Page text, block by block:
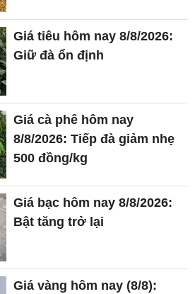
Giá tiêu hôm nay 8/8/2026:
Giữ đà ổn định
Giá cà phê hôm nay
8/8/2026: Tiếp đà giảm nhẹ
500 đồng/kg
Giá bạc hôm nay 8/8/2026:
Bật tăng trở lại
Giá vàng hôm nay (8/8):